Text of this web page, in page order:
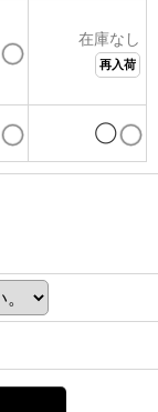
在庫なし
再入荷
◯